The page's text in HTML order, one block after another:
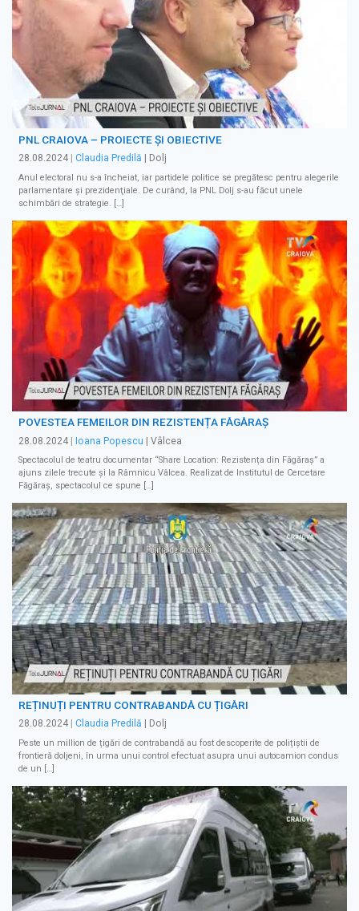
PNL CRAIOVA – PROIECTE ȘI OBIECTIVE
28.08.2024 | Claudia Predilă | Dolj
Anul electoral nu s-a încheiat, iar partidele politice se pregătesc pentru alegerile
parlamentare şi prezidenţiale. De curând, la PNL Dolj s-au făcut unele
schimbări de strategie. […]
POVESTEA FEMEILOR DIN REZISTENȚA FĂGĂRAȘ
28.08.2024 | Ioana Popescu | Vâlcea
Spectacolul de teatru documentar “Share Location: Rezistența din Făgăraș” a
ajuns zilele trecute și la Râmnicu Vâlcea. Realizat de Institutul de Cercetare
Făgăraș, spectacolul ce spune […]
REȚINUȚI PENTRU CONTRABANDĂ CU ȚIGĂRI
28.08.2024 Claudia Predilă | Dolj
Peste un million de țigări de contrabandă au fost descoperite de polițiștii de
frontieră doljeni, în urma unui control efectuat asupra unui autocamion condus
de un […]